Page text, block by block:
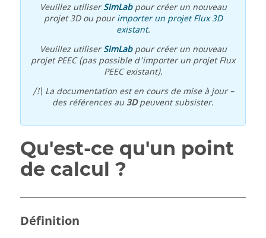
Veuillez utiliserSimLabpour créer un nouveau
projet 3D ou pourimporter un projet Flux 3D
existant.
Veuillez utiliserSimLabpour créer un nouveau
projet PEEC (pas possible d'importer un projet Flux
PEEC existant).
/!\ La documentation est en cours de mise à jour –
des références au3Dpeuvent subsister.
Qu'est-ce qu'un point
de calcul ?
Définition